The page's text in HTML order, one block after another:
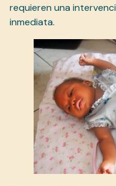
requieren una
inmediata.